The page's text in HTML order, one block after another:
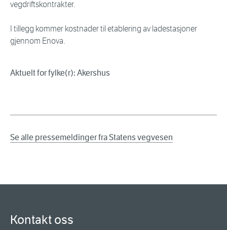
vegdriftskontrakter.
I tillegg kommer kostnader til etablering av ladestasjoner
gjennom Enova.
Aktuelt for fylke(r): Akershus
Se alle pressemeldinger fra Statens vegvesen
Kontakt oss